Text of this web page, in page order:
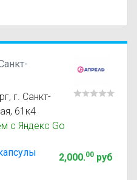
, г. Санкт-
61к4
с Яндекс Go
2,000.00руб